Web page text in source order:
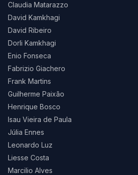
Claudia Matarazzo
David Kamkhagi
David Ribeiro
Dorli Kamkhagi
Enio Fonseca
Fabrizio Giachero
Frank Martins
Guilherme Paixão
Henrique Bosco
Isau Vieira de Paula
Júlia Ennes
Leonardo Luz
Liesse Costa
Marcilio Alves